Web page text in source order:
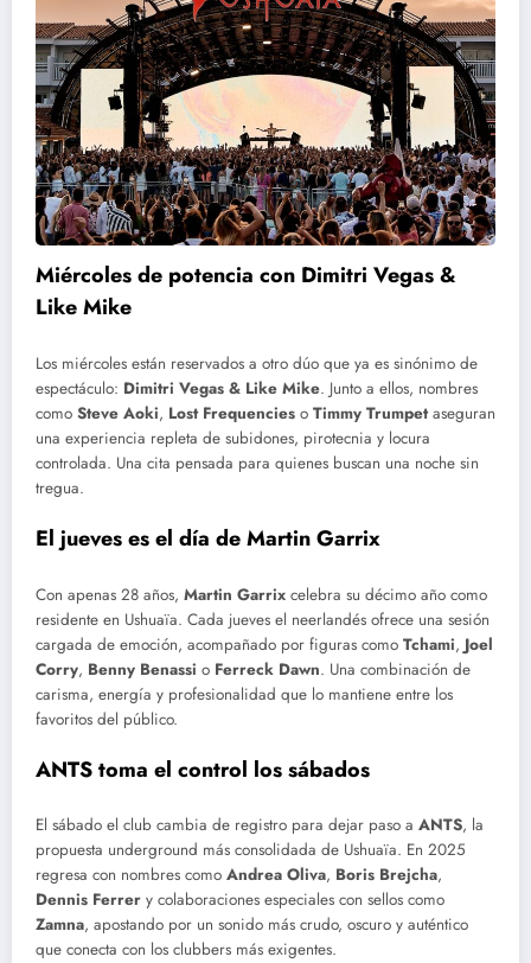
Miércoles de potencia con Dimitri Vegas &
Like Mike
Los miércoles están reservados a otro dúo que ya es sinónimo de
espectáculo: Dimitri Vegas & Like Mike. Junto a ellos, nombres
como Steve Aoki, Lost Frequencies o Timmy Trumpetaseguran
una experiencia repleta de subidones, pirotecnia y locura
controlada. Una cita pensada para quienes buscan una noche sin
tregua.
El jueves es el día de Martin Garrix
Con apenas 28 años, Martin Garrix celebra su décimo año como
residente en Ushuaïa. Cada jueves el neerlandés ofrece una sesión
cargada de emoción, acompañado por figuras como Tchami, Joel
Corry, Benny Benassi o Ferreck Dawn. Una combinación de
carisma, energía y profesionalidad que lo mantiene entre los
favoritos del público.
ANTS toma el control los sábados
El sábado el club cambia de registro para dejar paso a ANTS, la
propuesta underground más consolidada de Ushuaïa. En 2025
regresa con nombres como Andrea Oliva, Boris Brejcha,
Dennis Ferrer y colaboraciones especiales con sellos como
Zamna, apostando por un sonido más crudo, oscuro y auténtico
que conecta con los clubbers más exigentes.